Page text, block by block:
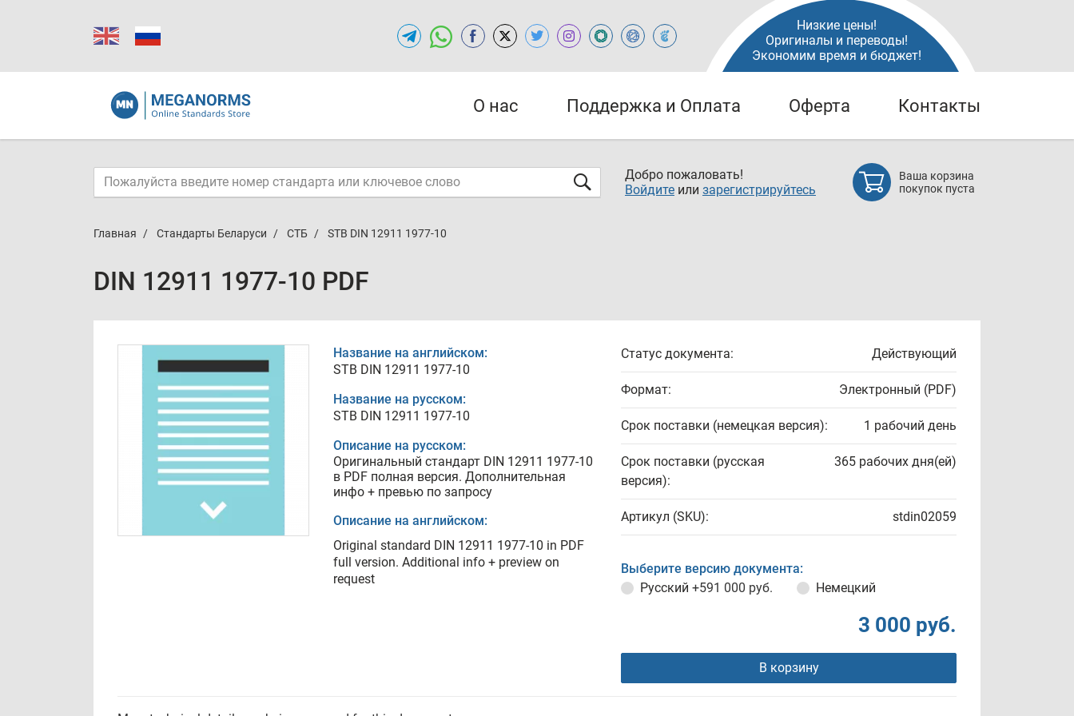
Низкие цены!
Оригиналы и переводы!
Экономим время и бюджет!
О нас Поддержка и Оплата Оферта Контакты
Добро пожаловать!
Войдите или зарегистрируйтесь
Ваша корзина
покупок пуста
Главная Стандарты Беларуси СТБ STB DIN 12911 1977-10
DIN 12911 1977-10 PDF
Название на английском:
STB DIN 12911 1977-10
Название на русском:
STB DIN 12911 1977-10
Описание на русском:
Оригинальный стандарт DIN 12911 1977-10
в PDF полная версия. Дополнительная
инфо + превью по запросу
Описание на английском:
Original standard DIN 12911 1977-10 in PDF
full version. Additional info + preview on
request
Статус документа: Действующий
Формат: Электронный (PDF)
Срок поставки (немецкая версия): 1 рабочий день
Срок поставки (русская
версия):
365 рабочих дня(ей)
Артикул (SKU): stdin02059
Выберите версию документа:
Русский +591 000 руб. Немецкий
3 000 руб.
В корзину